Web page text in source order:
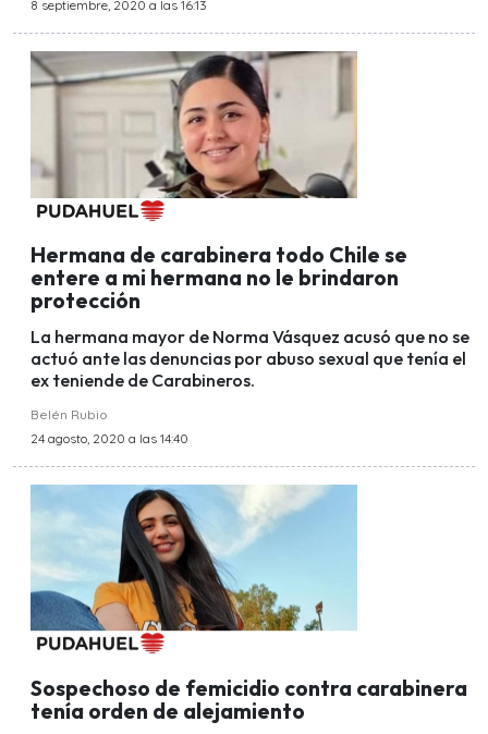
8 septiembre, 2020 a las 16:13
Hermana de carabinera todo Chile se
entere a mi hermana no le brindaron
protección
La hermana mayor de Norma Vásquez acusó que no se
actuó ante las denuncias por abuso sexual que tenía el
ex teniende de Carabineros.
Belén Rubio
24 agosto, 2020 a las 14:40
Sospechoso de femicidio contra carabinera
tenía orden de alejamiento